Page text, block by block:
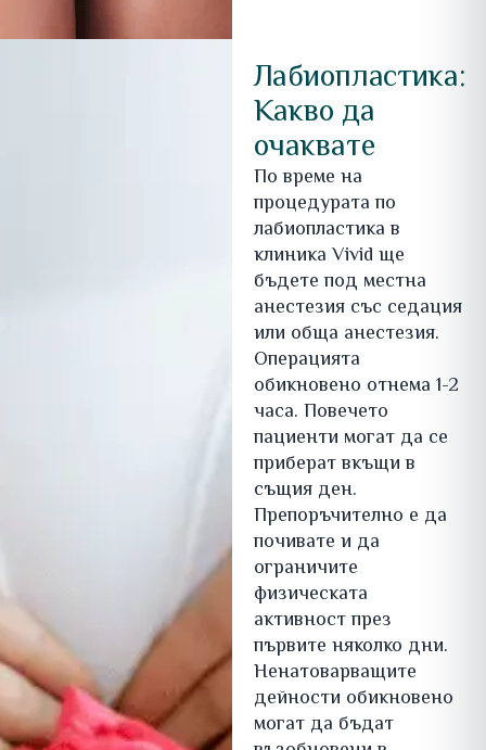
Лабиопластика:
Какво да
очаквате
По време на
процедурата по
лабиопластика в
клиника Vivid ще
бъдете под местна
анестезия със седация
или обща анестезия.
Операцията
обикновено отнема 1-2
часа. Повечето
пациенти могат да се
приберат вкъщи в
същия ден.
Препоръчително е да
почивате и да
ограничите
физическата
активност през
първите няколко дни.
Ненатоварващите
дейности обикновено
могат да бъдат